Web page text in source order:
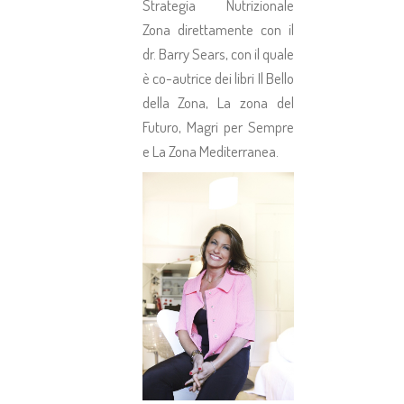
Strategia Nutrizionale
Zona direttamente con il
dr. Barry Sears, con il quale
è co-autrice dei libri Il Bello
della Zona, La zona del
Futuro, Magri per Sempre
e La Zona Mediterranea.